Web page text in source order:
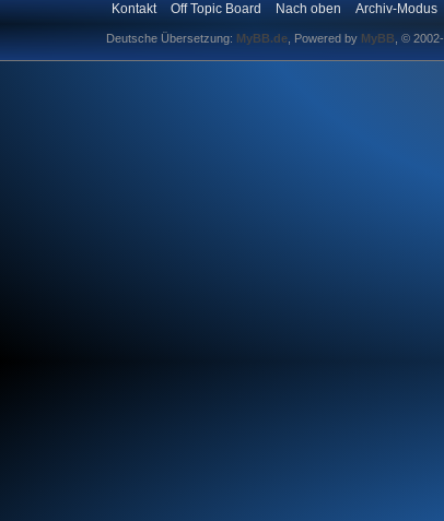
Kontakt Off Topic Board Nach oben Archiv-Modus
Deutsche Übersetzung: MyBB.de , Powered by MyBB , ©